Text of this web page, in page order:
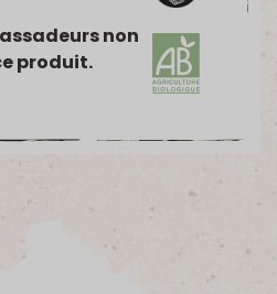
non
produit.